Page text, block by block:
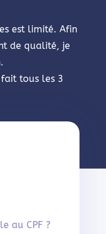
est limité. Afin
de qualité, je
tous les 3
au CPF ?